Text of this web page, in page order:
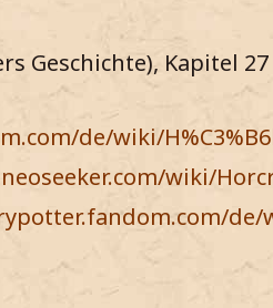
Geschichte), Kapitel 27
de/wiki/
wiki/
de/